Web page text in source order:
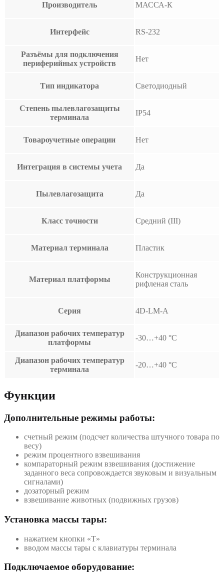
Производитель МАССА-К
Интерфейс RS-232
Разъёмы для подключения
периферийных устройств
Нет
Тип индикатора Светодиодный
Степень пылевлагозащиты
терминала
IP54
Товароучетные операции Нет
Интеграция в системы учета Да
Пылевлагозащита Да
Класс точности Средний (III)
Материал терминала Пластик
Материал платформы
Конструкционная
рифленая сталь
Серия 4D-LM-A
Диапазон рабочих температур
платформы
-30…+40 °С
Диапазон рабочих температур
терминала
-20…+40 °С
Функции
Дополнительные режимы работы:
счетный режим (подсчет количества штучного товара по
весу)
режим процентного взвешивания
компараторный режим взвешивания (достижение
заданного веса сопровождается звуковым и визуальным
сигналами)
дозаторный режим
взвешивание животных (подвижных грузов)
Установка массы тары:
нажатием кнопки «T»
вводом массы тары с клавиатуры терминала
Подключаемое оборудование: